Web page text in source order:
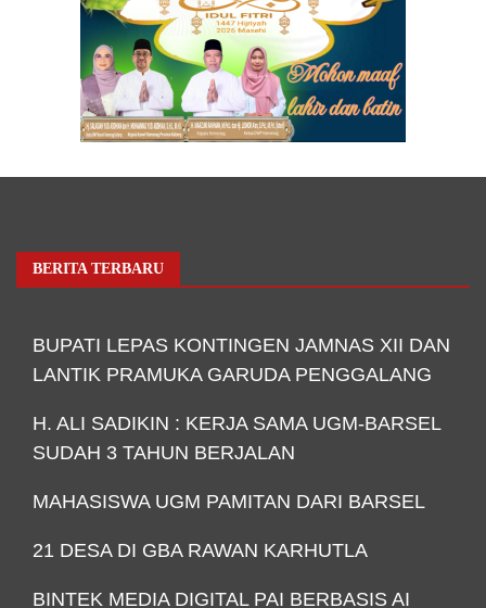
BERITA TERBARU
BUPATI LEPAS KONTINGEN JAMNAS XII DAN
LANTIK PRAMUKA GARUDA PENGGALANG
H. ALI SADIKIN : KERJA SAMA UGM-BARSEL
SUDAH 3 TAHUN BERJALAN
MAHASISWA UGM PAMITAN DARI BARSEL
21 DESA DI GBA RAWAN KARHUTLA
BINTEK MEDIA DIGITAL PAI BERBASIS AI